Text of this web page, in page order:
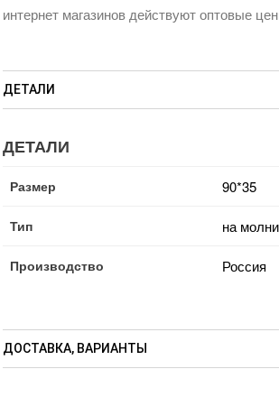
интернет магазинов действуют оптовые
ДЕТАЛИ
ДЕТАЛИ
Размер 90*35
Тип на
Производство Россия
ДОСТАВКА, ВАРИАНТЫ